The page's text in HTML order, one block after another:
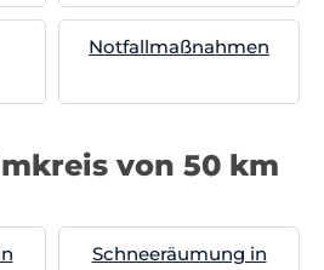
Notfallmaßnahmen
von 50 km
Schneeräumung in